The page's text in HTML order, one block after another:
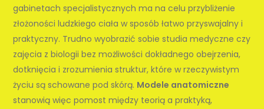
gabinetach specjalistycznych ma na celu przybliżenie
złożoności ludzkiego ciała w sposób łatwo przyswajalny i
praktyczny. Trudno wyobrazić sobie studia medyczne czy
zajęcia z biologii bez możliwości dokładnego obejrzenia,
dotknięcia i zrozumienia struktur, które w rzeczywistym
życiu są schowane pod skórą. Modele anatomiczne
stanowią więc pomost między teorią a praktyką,